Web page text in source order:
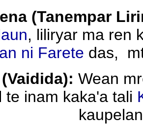
(Tanempar
, liliryar ma ren
ni Farete das,
Wean
te inam kaka'a tali